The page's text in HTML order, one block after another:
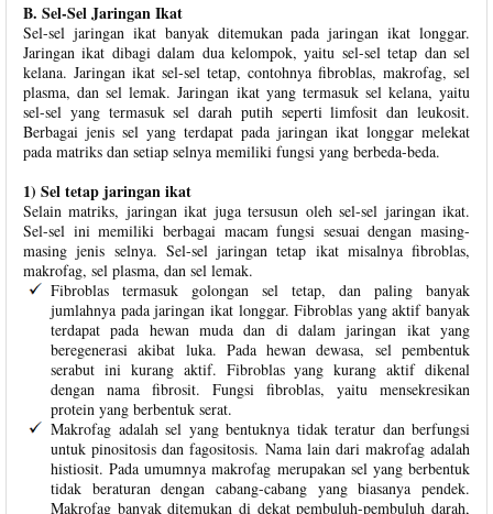
B. Sel-Sel Jaringan Ikat
Sel-sel jaringan ikat banyak ditemukan pada jaringan ikat longgar.
Jaringan ikat dibagi dalam dua kelompok, yaitu sel-sel tetap dan sel
kelana. Jaringan ikat sel-sel tetap, contohnya fibroblas, makrofag, sel
plasma, dan sel lemak. Jaringan ikat yang termasuk sel kelana, yaitu
sel-sel yang termasuk sel darah putih seperti limfosit dan leukosit.
Berbagai jenis sel yang terdapat pada jaringan ikat longgar melekat
pada matriks dan setiap selnya memiliki fungsi yang berbeda-beda.
1) Sel tetap jaringan ikat
Selain matriks, jaringan ikat juga tersusun oleh sel-sel jaringan ikat.
Sel-sel ini memiliki berbagai macam fungsi sesuai dengan masing-
masing jenis selnya. Sel-sel jaringan tetap ikat misalnya fibroblas,
makrofag, sel plasma, dan sel lemak.
Fibroblas termasuk golongan sel tetap, dan paling banyak
jumlahnya pada jaringan ikat longgar. Fibroblas yang aktif banyak
terdapat pada hewan muda dan di dalam jaringan ikat yang
beregenerasi akibat luka. Pada hewan dewasa, sel pembentuk
serabut ini kurang aktif. Fibroblas yang kurang aktif dikenal
dengan nama fibrosit. Fungsi fibroblas, yaitu mensekresikan
protein yang berbentuk serat.
Makrofag adalah sel yang bentuknya tidak teratur dan berfungsi
untuk pinositosis dan fagositosis. Nama lain dari makrofag adalah
histiosit. Pada umumnya makrofag merupakan sel yang berbentuk
tidak beraturan dengan cabang-cabang yang biasanya pendek.
Makrofag banyak ditemukan di dekat pembuluh-pembuluh darah,